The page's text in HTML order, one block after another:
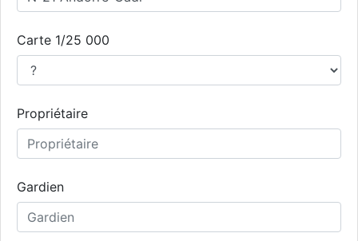
Carte 1/25 000
Propriétaire
Gardien